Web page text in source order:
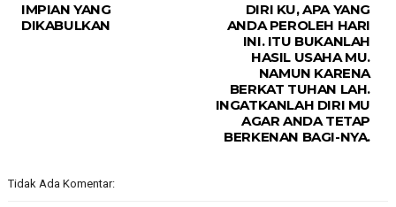
DIRI KU, APA YANG
ANDA PEROLEH HARI
INI. ITU BUKANLAH
HASIL USAHA MU.
NAMUN KARENA
BERKAT TUHAN LAH.
INGATKANLAH DIRI MU
AGAR ANDA TETAP
BERKENAN BAGI-NYA.
IMPIAN YANG
DIKABULKAN
Tidak Ada Komentar: